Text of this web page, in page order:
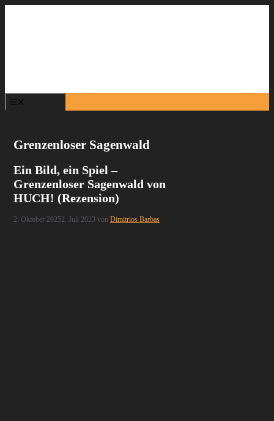
Grenzenloser Sagenwald
Ein Bild, ein Spiel –
Grenzenloser Sagenwald von
HUCH! (Rezension)
2. Oktober 20252. Juli 2023 vonDimitrios Barbas